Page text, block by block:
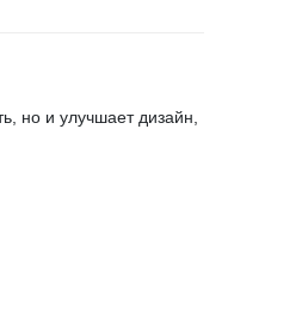
но и улучшает дизайн,